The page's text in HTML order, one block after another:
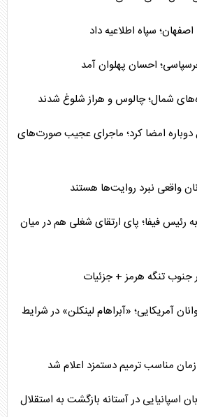
سپاه اطلاعیه داد
احسان پهلوان آمد
شمال؛ چالوس و هراز شلوغ شدند
امضا کرد؛ ماجرای عجیب صورت‌های
واقعی نبرد روایت‌ها هستند
به رئیس فیفا؛ پای ارتقای شغلی هم در میان
تنگه هرمز + جزئیات
آمریکایی؛ «آبراهام لینکلن» در شرایط
زمان مناسب ترمیم دستمزد اعلام شد
اسپانیایی در آستانه بازگشت به استقلال